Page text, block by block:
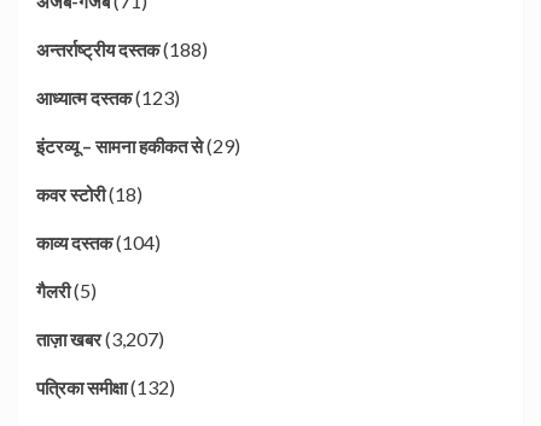
अन्तर्राष्ट्रीय दस्तक(188)
आध्यात्म दस्तक(123)
इंटरव्यू – सामना हकीकत से(29)
कवर स्टोरी(18)
काव्य दस्तक(104)
गैलरी(5)
ताज़ा खबर(3,207)
पत्रिका समीक्षा(132)